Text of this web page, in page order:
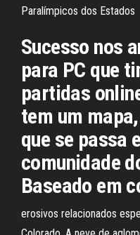
Paralímpicos dos Estados
Sucesso nos
para PC que
partidas
tem um
que se passa
comunidade
Baseado em
erosivos relacionados